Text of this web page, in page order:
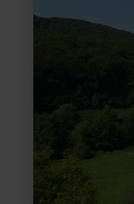
Prümtal